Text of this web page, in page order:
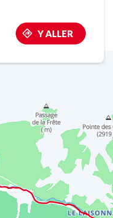
Y ALLER